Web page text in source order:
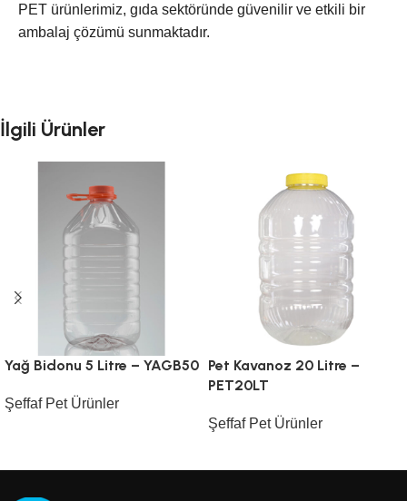
PET ürünlerimiz, gıda sektöründe güvenilir ve etkili bir
ambalaj çözümü sunmaktadır.
İlgili Ürünler
Yağ Bidonu 5 Litre – YAGB50
Şeffaf Pet Ürünler
Pet Kavanoz 20 Litre –
PET20LT
Şeffaf Pet Ürünler